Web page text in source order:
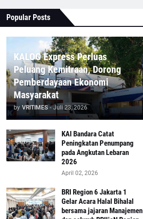
Popular Posts
KALOG Express Perluas
Peluang Kemitraan, Dorong
Pemberdayaan Ekonomi
Masyarakat
by VRITIMES - Juli 23, 2026
KAI Bandara Catat
Peningkatan Penumpang
pada Angkutan Lebaran
2026
April 02, 2026
BRI Region 6 Jakarta 1
Gelar Acara Halal Bihalal
bersama jajaran Manajemen